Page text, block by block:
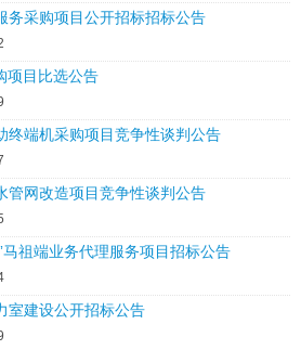
务采购项目公开招标招标公告
项目比选公告
终端机采购项目竞争性谈判公告
管网改造项目竞争性谈判公告
祖端业务代理服务项目招标公告
室建设公开招标公告